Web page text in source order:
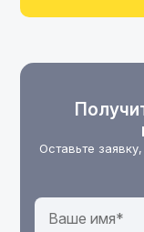
Оставьте